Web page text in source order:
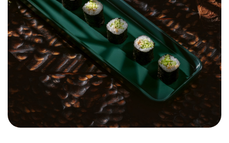
სენდვიჩი ნიგირები მაკები
პოკე & ბურიტო
სუპები და
სალათები
სასმელები